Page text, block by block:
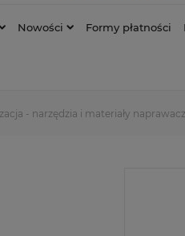
Nowości Formy płatności
- narzędzia i materiały